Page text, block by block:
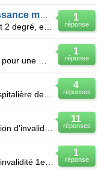
1
réponse
1
réponse
4
réponses
11
réponses
1
réponse